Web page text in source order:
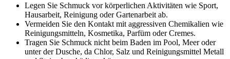
Legen Sie Schmuck vor körperlichen Aktivitäten wie Sport,
Hausarbeit, Reinigung oder Gartenarbeit ab.
Vermeiden Sie den Kontakt mit aggressiven Chemikalien wie
Reinigungsmitteln, Kosmetika, Parfüm oder Cremes.
Tragen Sie Schmuck nicht beim Baden im Pool, Meer oder
unter der Dusche, da Chlor, Salz und Reinigungsmittel Metall